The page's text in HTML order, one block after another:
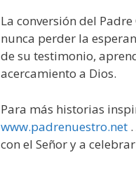
La conversión del
nunca perder la
de su testimonio,
acercamiento a Dios.
Para más historias
www.padrenuestro.net
con el Señor y a